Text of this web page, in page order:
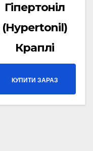
Гіпертоніл
(Hypertonil)
Краплі
КУПИТИ ЗАРАЗ